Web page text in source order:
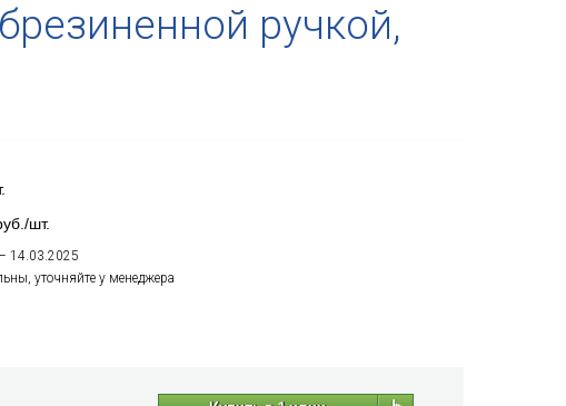
ручкой,
шт.
14.03.2025
уточняйте у менеджера